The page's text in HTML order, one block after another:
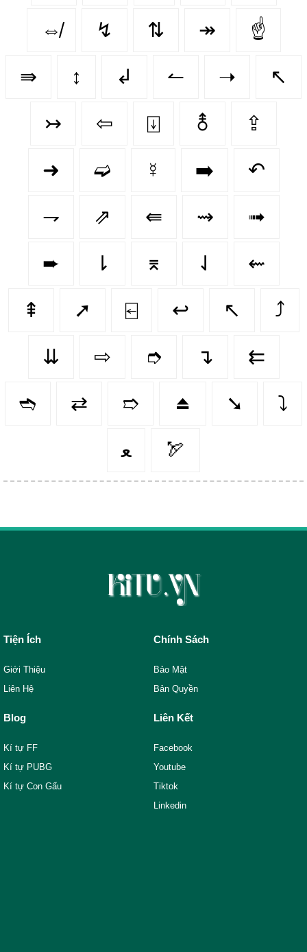
⇎ ↯ ⇅ ↠ ☝
⇛ ↕️ ↲ ↼ ➝ ↖
↣ ⇦ ⍗ ⚨ ⇪
➜ ➫ ☿ ➡️ ↶
⇁ ⇗ ⇚ ⇝ ➟
➨ ⇂ ⌆ ⇃ ⇜
⇞ ➚ ⍇ ↩️ ↖️ ⤴️
⇊ ⇨ ➮ ↴ ⇇
➬ ⇄ ➱ ⏏️ ➘ ⤵️
ﻌ 🏹
Tiện Ích
Giới Thiệu
Liên Hệ
Chính Sách
Bảo Mật
Bản Quyền
Blog
Kí tự FF
Kí tự PUBG
Kí tự Con Gấu
Liên Kết
Facebook
Youtube
Tiktok
Linkedin